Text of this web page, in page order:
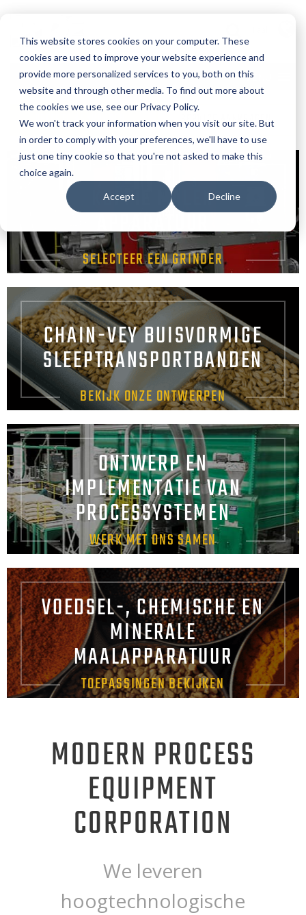
This website stores cookies on your computer. These
cookies are used to improve your website experience and
provide more personalized services to you, both on this
website and through other media. To find out more about
the cookies we use, see our Privacy Policy.
We won't track your information when you visit our site. But
in order to comply with your preferences, we'll have to use
just one tiny cookie so that you're not asked to make this
choice again.
Accept Decline
MENU
OFFERTE AANVRAGEN SERVICE AANVRAGEN
KOFFIE MALEN
APPARATUUR
SELECTEER EEN GRINDER
CHAIN-VEY BUISVORMIGE
SLEEPTRANSPORTBANDEN
BEKIJK ONZE ONTWERPEN
ONTWERP EN
IMPLEMENTATIE VAN
PROCESSYSTEMEN
WERK MET ONS SAMEN
VOEDSEL-, CHEMISCHE EN
MINERALE
MAALAPPARATUUR
TOEPASSINGEN BEKIJKEN
MODERN PROCESS
EQUIPMENT
CORPORATION
We leveren
hoogtechnologische